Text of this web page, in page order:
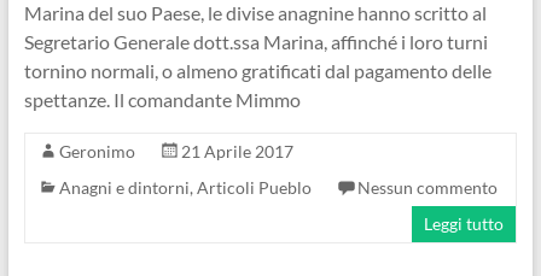
Marina del suo Paese, le divise anagnine hanno scritto al
Segretario Generale dott.ssa Marina, affinché i loro turni
tornino normali, o almeno gratificati dal pagamento delle
spettanze. Il comandante Mimmo
Geronimo
21 Aprile 2017
Anagni e dintorni,Articoli Pueblo
Nessun commento
Leggi tutto